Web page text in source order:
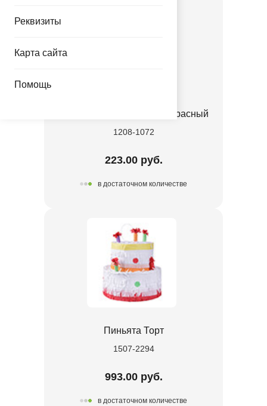
Реквизиты
Карта сайта
Помощь
К ФИГУРА AIR Торт бант красный
1208-1072
223.00 руб.
в достаточном количестве
Пиньята Торт
1507-2294
993.00 руб.
в достаточном количестве